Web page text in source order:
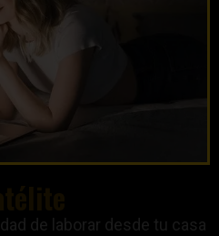
de laborar desde tu casa